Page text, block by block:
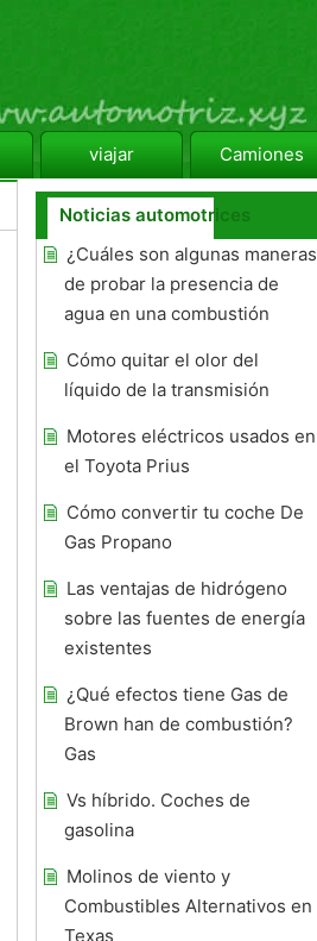
viajar Camiones
Noticias automotrices
¿Cuáles son algunas maneras
de probar la presencia de
agua en una combustión
Cómo quitar el olor del
líquido de la transmisión
Motores eléctricos usados ​​en
el Toyota Prius
Cómo convertir tu coche De
Gas Propano
Las ventajas de hidrógeno
sobre las fuentes de energía
existentes
¿Qué efectos tiene Gas de
Brown han de combustión?
Gas
Vs híbrido. Coches de
gasolina
Molinos de viento y
Combustibles Alternativos en
Texas